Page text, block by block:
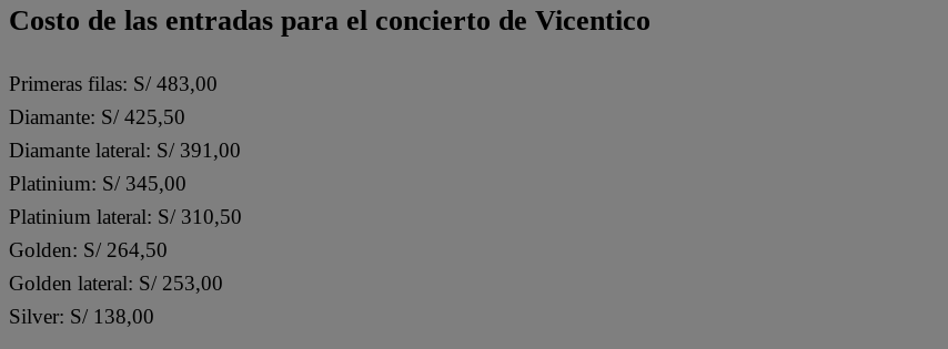
Costo de las entradas para el concierto de Vicentico
Primeras filas: S/ 483,00
Diamante: S/ 425,50
Diamante lateral: S/ 391,00
Platinium: S/ 345,00
Platinium lateral: S/ 310,50
Golden: S/ 264,50
Golden lateral: S/ 253,00
Silver: S/ 138,00